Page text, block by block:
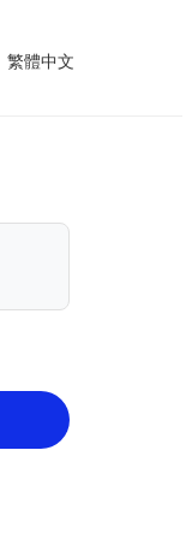
繁體中文